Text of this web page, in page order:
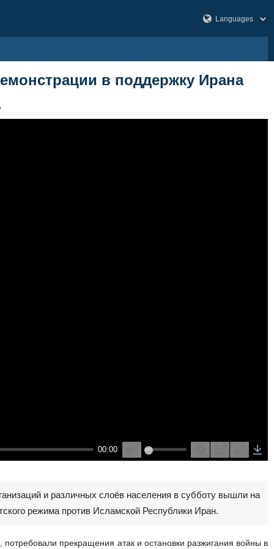
в поддержку Ирана
00:00
Unmute
Settings
PIP
Enter
и различных слоёв населения в субботу вышли на
режима против Исламской Республики Иран.
прекращения атак и остановки разжигания войны в